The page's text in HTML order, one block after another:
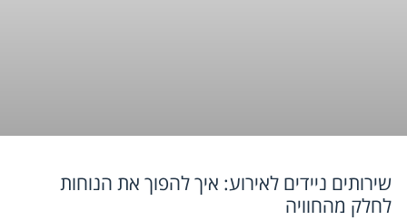
שירותים ניידים לאירוע: איך להפוך את הנוחות
לחלק מהחוויה